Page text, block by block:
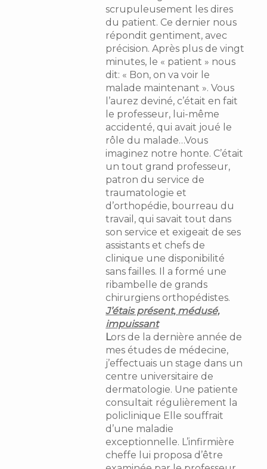
scrupuleusement les dires
du patient. Ce dernier nous
répondit gentiment, avec
précision. Après plus de vingt
minutes, le « patient » nous
dit: « Bon, on va voir le
malade maintenant ». Vous
l’aurez deviné, c’était en fait
le professeur, lui-même
accidenté, qui avait joué le
rôle du malade…Vous
imaginez notre honte. C’était
un tout grand professeur,
patron du service de
traumatologie et
d’orthopédie, bourreau du
travail, qui savait tout dans
son service et exigeait de ses
assistants et chefs de
clinique une disponibilité
sans failles. Il a formé une
ribambelle de grands
chirurgiens orthopédistes.
J’étais présent, médusé,
impuissant
Lors de la dernière année de
mes études de médecine,
j’effectuais un stage dans un
centre universitaire de
dermatologie. Une patiente
consultait régulièrement la
policlinique Elle souffrait
d’une maladie
exceptionnelle. L’infirmière
cheffe lui proposa d’être